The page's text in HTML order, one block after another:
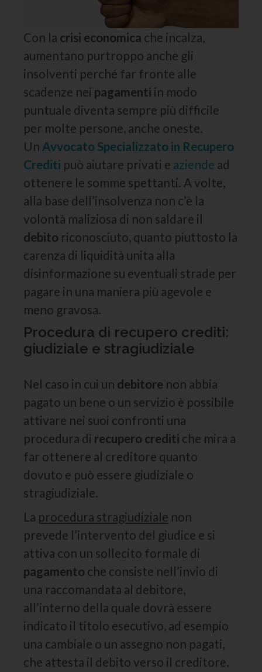
Con la crisi economica che incalza,
aumentano purtroppo anche gli
insolventi perché far fronte alle
scadenze nei pagamenti in modo
puntuale diventa sempre più difficile
per molte persone, anche oneste.
Un Avvocato Specializzato in Recupero
Crediti può aiutare privati e aziende ad
ottenere le somme spettanti. A volte,
alla base dell’insolvenza non c’è la
volontà maliziosa di non saldare il
debito riconosciuto, quanto piuttosto la
carenza di liquidità unita alla
disinformazione su eventuali strade per
pagare in una maniera più agevole e
meno gravosa.
Procedura di recupero crediti:
giudiziale e stragiudiziale
Nel caso in cui un debitore non abbia
pagato un bene o un servizio è possibile
attivare nei suoi confronti una
procedura di recupero crediti che mira a
far ottenere al creditore quanto
dovuto e può essere giudiziale o
stragiudiziale.
La procedura stragiudiziale non
prevede l’intervento del giudice e si
attiva con un sollecito formale di
pagamento che consiste nell’invio di
una raccomandata al debitore,
all’interno della quale dovrà essere
indicato il titolo esecutivo, ad esempio
una cambiale o un assegno non pagati,
che attesta il debito verso il creditore.